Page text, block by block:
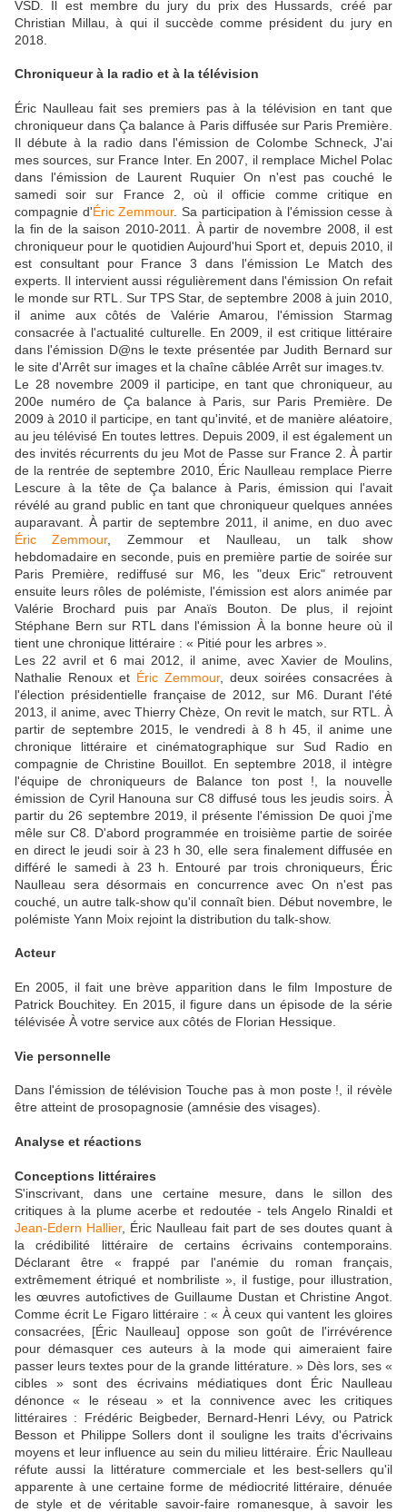
VSD. Il est membre du jury du prix des Hussards, créé par
Christian Millau, à qui il succède comme président du jury en
2018.
Chroniqueur à la radio et à la télévision
Éric Naulleau fait ses premiers pas à la télévision en tant que
chroniqueur dans Ça balance à Paris diffusée sur Paris Première.
Il débute à la radio dans l'émission de Colombe Schneck, J'ai
mes sources, sur France Inter. En 2007, il remplace Michel Polac
dans l'émission de Laurent Ruquier On n'est pas couché le
samedi soir sur France 2, où il officie comme critique en
compagnie d'Éric Zemmour. Sa participation à l'émission cesse à
la fin de la saison 2010-2011. À partir de novembre 2008, il est
chroniqueur pour le quotidien Aujourd'hui Sport et, depuis 2010, il
est consultant pour France 3 dans l'émission Le Match des
experts. Il intervient aussi régulièrement dans l'émission On refait
le monde sur RTL. Sur TPS Star, de septembre 2008 à juin 2010,
il anime aux côtés de Valérie Amarou, l'émission Starmag
consacrée à l'actualité culturelle. En 2009, il est critique littéraire
dans l'émission D@ns le texte présentée par Judith Bernard sur
le site d'Arrêt sur images et la chaîne câblée Arrêt sur images.tv.
Le 28 novembre 2009 il participe, en tant que chroniqueur, au
200e numéro de Ça balance à Paris, sur Paris Première. De
2009 à 2010 il participe, en tant qu'invité, et de manière aléatoire,
au jeu télévisé En toutes lettres. Depuis 2009, il est également un
des invités récurrents du jeu Mot de Passe sur France 2. À partir
de la rentrée de septembre 2010, Éric Naulleau remplace Pierre
Lescure à la tête de Ça balance à Paris, émission qui l'avait
révélé au grand public en tant que chroniqueur quelques années
auparavant. À partir de septembre 2011, il anime, en duo avec
Éric Zemmour, Zemmour et Naulleau, un talk show
hebdomadaire en seconde, puis en première partie de soirée sur
Paris Première, rediffusé sur M6, les "deux Eric" retrouvent
ensuite leurs rôles de polémiste, l'émission est alors animée par
Valérie Brochard puis par Anaïs Bouton. De plus, il rejoint
Stéphane Bern sur RTL dans l'émission À la bonne heure où il
tient une chronique littéraire : « Pitié pour les arbres ».
Les 22 avril et 6 mai 2012, il anime, avec Xavier de Moulins,
Nathalie Renoux et Éric Zemmour, deux soirées consacrées à
l'élection présidentielle française de 2012, sur M6. Durant l'été
2013, il anime, avec Thierry Chèze, On revit le match, sur RTL. À
partir de septembre 2015, le vendredi à 8 h 45, il anime une
chronique littéraire et cinématographique sur Sud Radio en
compagnie de Christine Bouillot. En septembre 2018, il intègre
l'équipe de chroniqueurs de Balance ton post !, la nouvelle
émission de Cyril Hanouna sur C8 diffusé tous les jeudis soirs. À
partir du 26 septembre 2019, il présente l'émission De quoi j'me
mêle sur C8. D'abord programmée en troisième partie de soirée
en direct le jeudi soir à 23 h 30, elle sera finalement diffusée en
différé le samedi à 23 h. Entouré par trois chroniqueurs, Éric
Naulleau sera désormais en concurrence avec On n'est pas
couché, un autre talk-show qu'il connaît bien. Début novembre, le
polémiste Yann Moix rejoint la distribution du talk-show.
Acteur
En 2005, il fait une brève apparition dans le film Imposture de
Patrick Bouchitey. En 2015, il figure dans un épisode de la série
télévisée À votre service aux côtés de Florian Hessique.
Vie personnelle
Dans l'émission de télévision Touche pas à mon poste !, il révèle
être atteint de prosopagnosie (amnésie des visages).
Analyse et réactions
Conceptions littéraires
S'inscrivant, dans une certaine mesure, dans le sillon des
critiques à la plume acerbe et redoutée - tels Angelo Rinaldi et
Jean-Edern Hallier, Éric Naulleau fait part de ses doutes quant à
la crédibilité littéraire de certains écrivains contemporains.
Déclarant être « frappé par l'anémie du roman français,
extrêmement étriqué et nombriliste », il fustige, pour illustration,
les œuvres autofictives de Guillaume Dustan et Christine Angot.
Comme écrit Le Figaro littéraire : « À ceux qui vantent les gloires
consacrées, [Éric Naulleau] oppose son goût de l'irrévérence
pour démasquer ces auteurs à la mode qui aimeraient faire
passer leurs textes pour de la grande littérature. » Dès lors, ses «
cibles » sont des écrivains médiatiques dont Éric Naulleau
dénonce « le réseau » et la connivence avec les critiques
littéraires : Frédéric Beigbeder, Bernard-Henri Lévy, ou Patrick
Besson et Philippe Sollers dont il souligne les traits d'écrivains
moyens et leur influence au sein du milieu littéraire. Éric Naulleau
réfute aussi la littérature commerciale et les best-sellers qu'il
apparente à une certaine forme de médiocrité littéraire, dénuée
de style et de véritable savoir-faire romanesque, à savoir les